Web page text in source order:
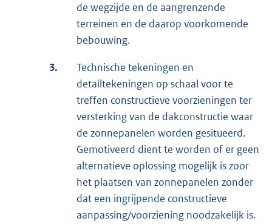
de wegzijde en de aangrenzende
terreinen en de daarop voorkomende
bebouwing.
3.
Technische tekeningen en
detailtekeningen op schaal voor te
treffen constructieve voorzieningen ter
versterking van de dakconstructie waar
de zonnepanelen worden gesitueerd.
Gemotiveerd dient te worden of er geen
alternatieve oplossing mogelijk is zoor
het plaatsen van zonnepanelen zonder
dat een ingrijpende constructieve
aanpassing/voorziening noodzakelijk is.